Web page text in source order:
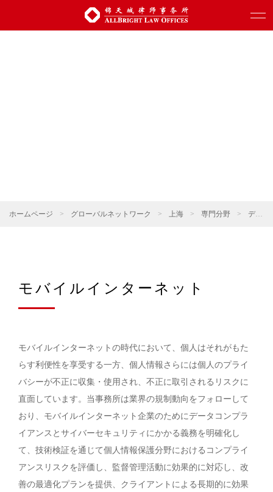
ホームページ > グローバルネットワーク > 上海 > 専門分野 > デジタル科学技術・人工知能
モバイルインターネット
モバイルインターネットの時代において、個人はそれがもた
らす利便性を享受する一方、個人情報さらには個人のプライ
バシーが不正に収集・使用され、不正に取引されるリスクに
直面しています。当事務所は業界の規制動向をフォローして
おり、モバイルインターネット企業のためにデータコンプラ
イアンスとサイバーセキュリティにかかる義務を明確化し
て、技術検証を通じて個人情報保護分野におけるコンプライ
アンスリスクを評価し、監督管理活動に効果的に対応し、改
善の最適化プランを提供、クライアントによる長期的に効果